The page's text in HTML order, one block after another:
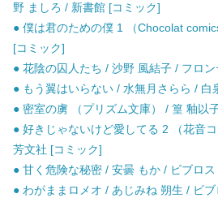
野 ましろ / 新書館 [コミック]
● 僕は君のための僕 1 （Chocolat
[コミック]
● 花陰の囚人たち / 沙野 風結子 / フロ
● もう翼はいらない / 水無月さらら / 白
● 密室の虜 （プリズム文庫） / 篁 釉以
● 好きじゃないけど愛してる 2 （花音
芳文社 [コミック]
● 甘く危険な秘密 / 安曇 もか / ビブロ
● わがままロメオ / あじみね 朔生 / ビ